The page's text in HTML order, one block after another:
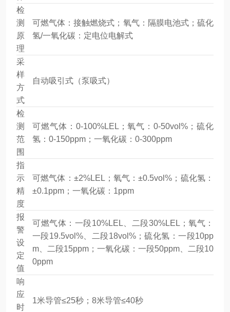
检
测
原
理
可燃气体：接触燃烧式；氧气：隔膜电池式；硫化
氢/一氧化碳：定电位电解式
采
样
方
式
自动吸引式（泵吸式）
检
测
范
围
可燃气体：0-100%LEL；氧气：0-50vol%；硫化
氢：0-150ppm；一氧化碳：0-300ppm
指
示
精
度
可燃气体：±2%LEL；氧气：±0.5vol%；硫化氢：
±0.1ppm；一氧化碳：1ppm
报
警
设
定
值
可燃气体：一段10%LEL、二段30%LEL；氧气：
一段19.5vol%、二段18vol%；硫化氢：一段10pp
m、二段15ppm；一氧化碳：一段50ppm、二段10
0ppm
响
应
时
1米导管≤25秒；8米导管≤40秒